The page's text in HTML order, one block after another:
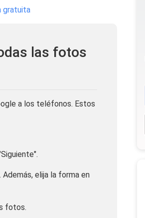
gratuita
las fotos
a los teléfonos. Estos
elija la forma en
fotos.